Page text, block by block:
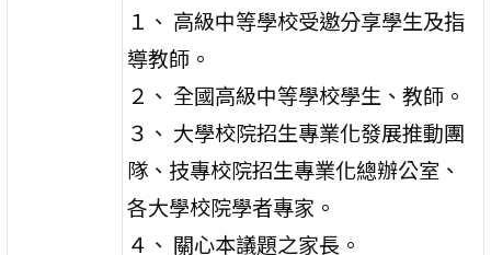
１、 高級中等學校受邀分享學生及指
導教師。
２、 全國高級中等學校學生、教師。
３、 大學校院招生專業化發展推動團
隊、技專校院招生專業化總辦公室、
各大學校院學者專家。
４、 關心本議題之家長。